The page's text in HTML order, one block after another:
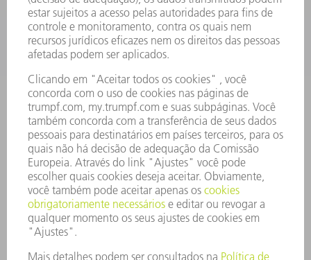
CARREIRA
OFERTAS DE EMPREGO
PERFIL DA EMPRESA
CONSELHO DE ADMINISTRAÇÃO
RELATÓRIO FINANCEIRO ANUAL
PRINCÍPIOS EMPRESARIAIS
COMPLIANCE
SISTEMA DE DENÚNCIAS
SEGURANÇA
COMUNICADOS À IMPRENSA
REVISTAS
SUSTENTABILIDADE
MEIO AMBIENTE E CLIMA
SOCIAL E CORPORATIVO
ADMINISTRAÇÃO EMPRESARIAL